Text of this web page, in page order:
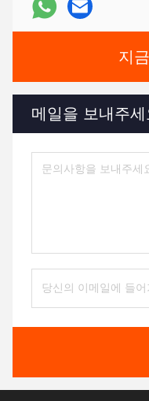
지
메일을 보내주세